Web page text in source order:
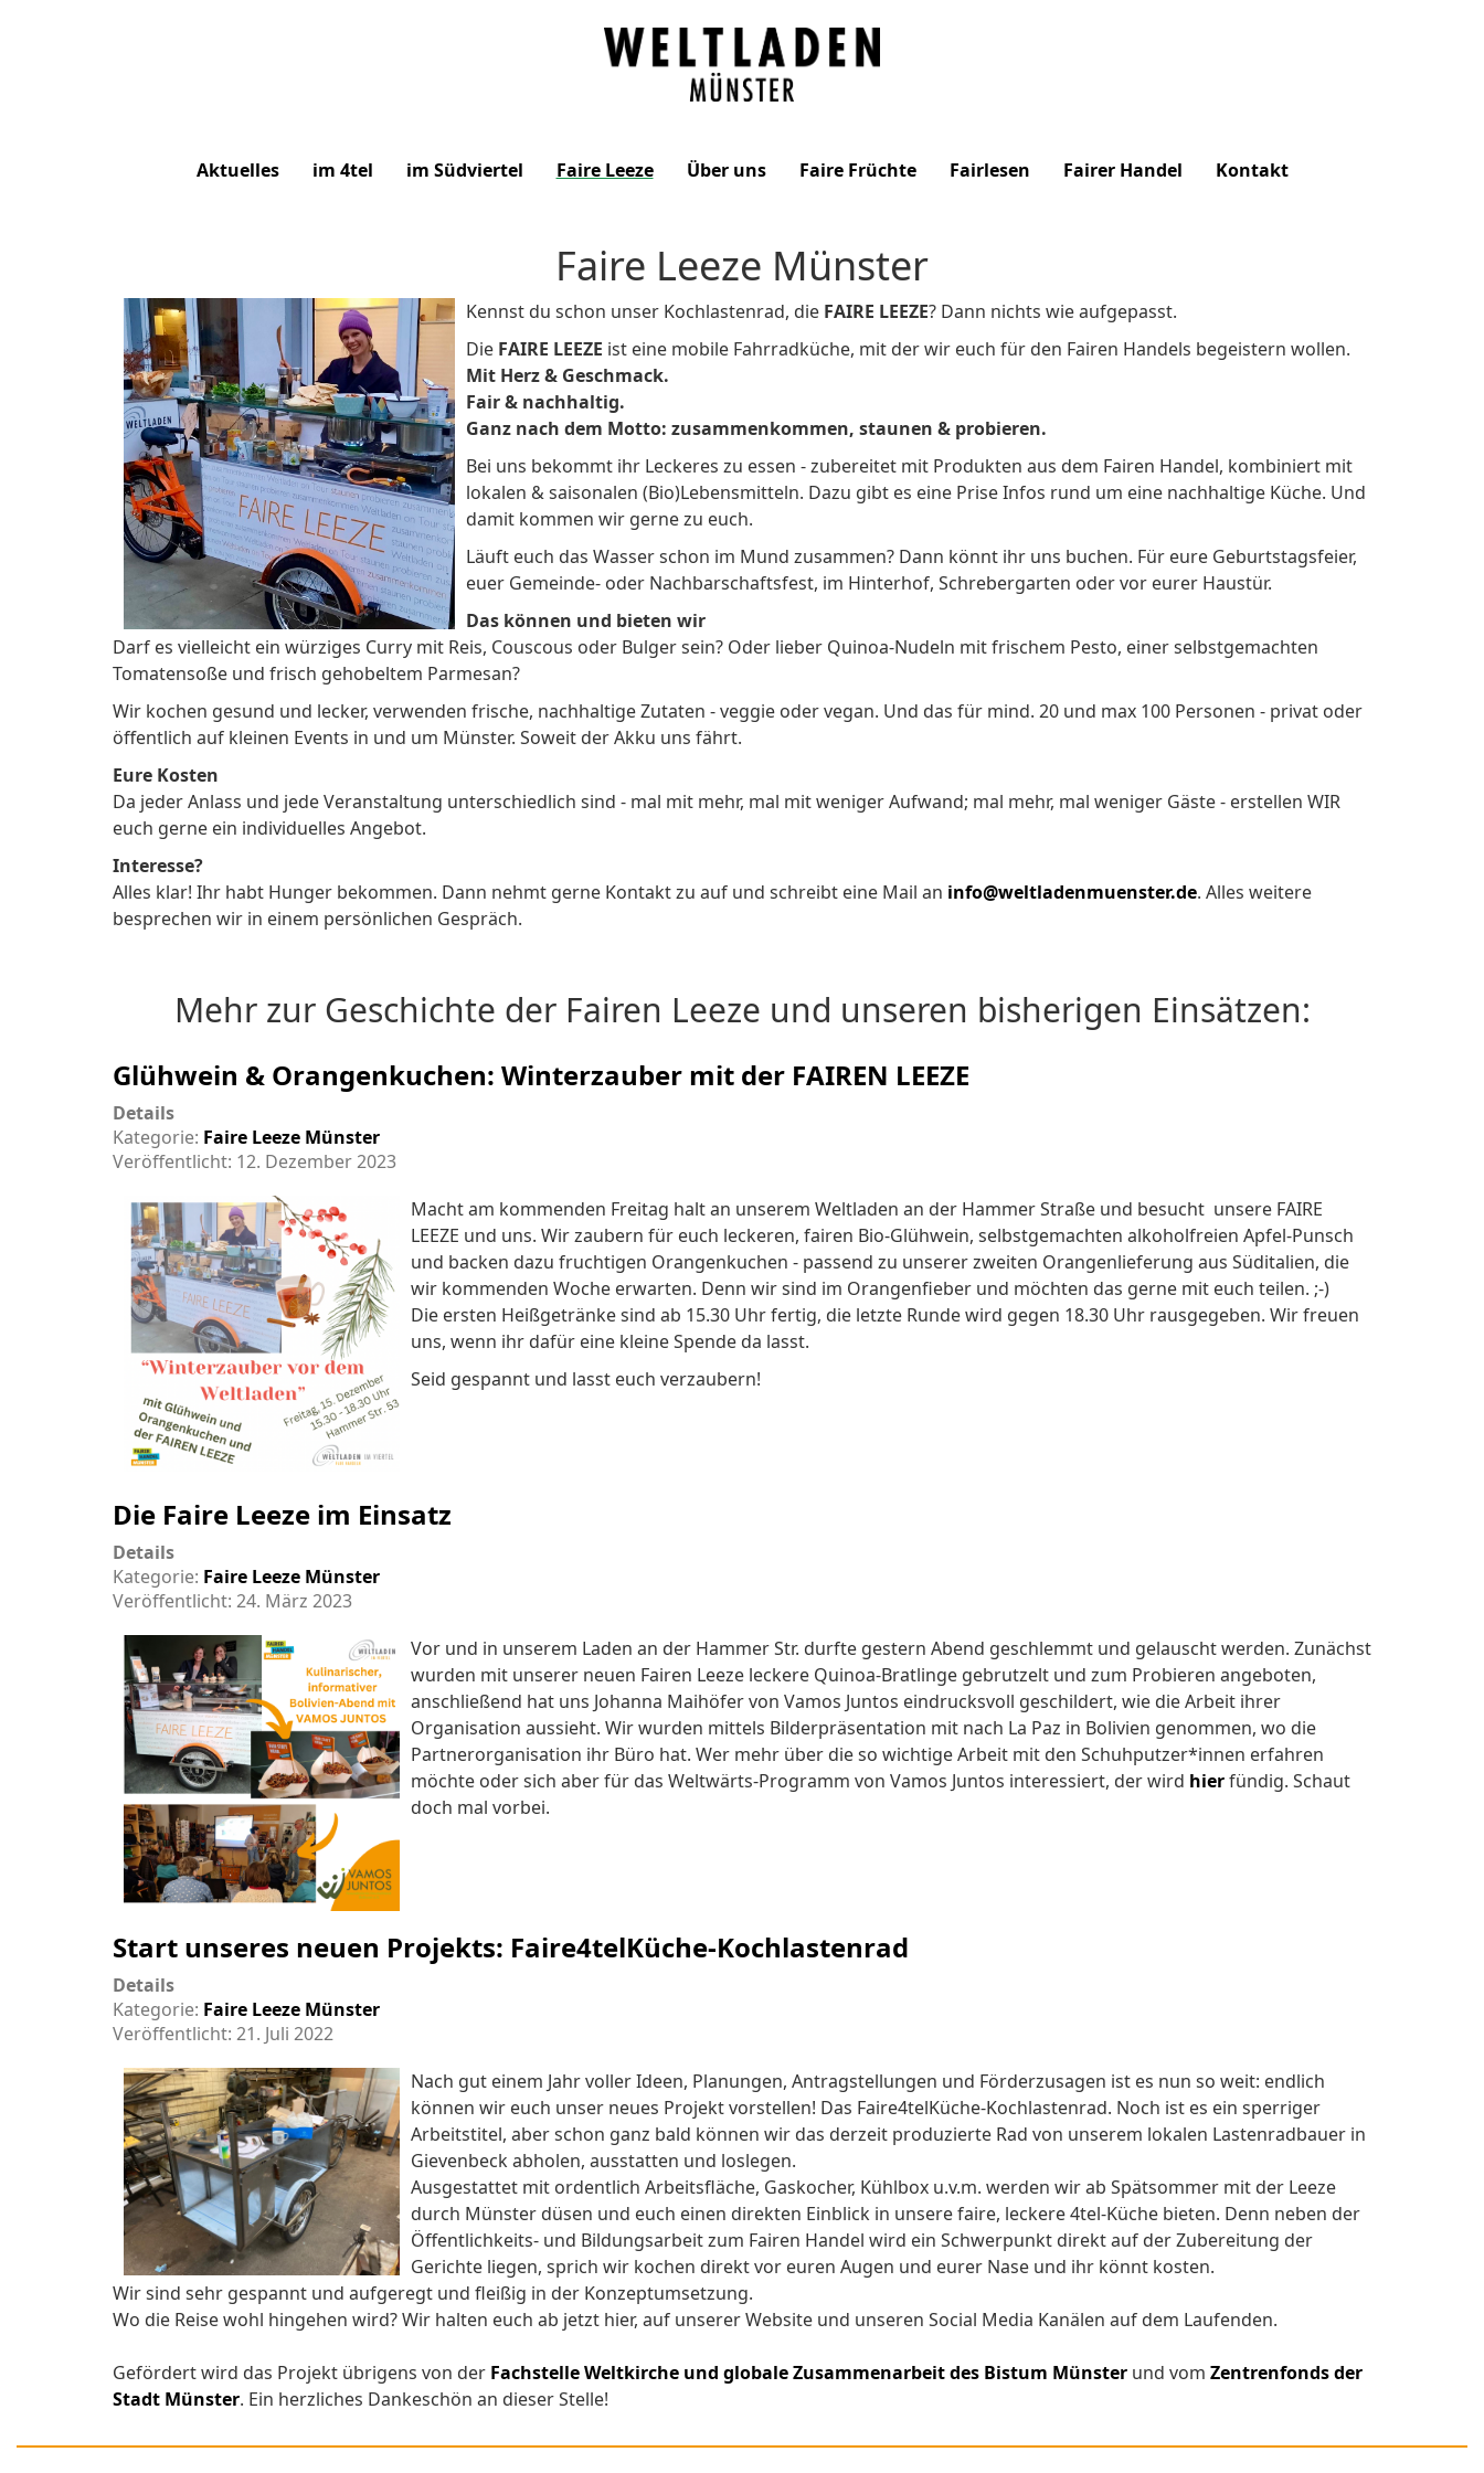
Münster
Aktuelles im 4tel im Südviertel Faire Leeze Über uns Faire Früchte Fairlesen Fairer Handel Kontakt
Faire Leeze Münster
Kennst du schon unser Kochlastenrad, die FAIRE LEEZE? Dann nichts wie aufgepasst.
Die FAIRE LEEZE ist eine mobile Fahrradküche, mit der wir euch für den Fairen Handels begeistern wollen.
Mit Herz & Geschmack.
Fair & nachhaltig.
Ganz nach dem Motto: zusammenkommen, staunen & probieren.
Bei uns bekommt ihr Leckeres zu essen - zubereitet mit Produkten aus dem Fairen Handel, kombiniert mit
lokalen & saisonalen (Bio)Lebensmitteln. Dazu gibt es eine Prise Infos rund um eine nachhaltige Küche. Und
damit kommen wir gerne zu euch.
Läuft euch das Wasser schon im Mund zusammen? Dann könnt ihr uns buchen. Für eure Geburtstagsfeier,
euer Gemeinde- oder Nachbarschaftsfest, im Hinterhof, Schrebergarten oder vor eurer Haustür.
Das können und bieten wir
Darf es vielleicht ein würziges Curry mit Reis, Couscous oder Bulger sein? Oder lieber Quinoa-Nudeln mit frischem Pesto, einer selbstgemachten
Tomatensoße und frisch gehobeltem Parmesan?
Wir kochen gesund und lecker, verwenden frische, nachhaltige Zutaten - veggie oder vegan. Und das für mind. 20 und max 100 Personen - privat oder
öffentlich auf kleinen Events in und um Münster. Soweit der Akku uns fährt.
Eure Kosten
Da jeder Anlass und jede Veranstaltung unterschiedlich sind - mal mit mehr, mal mit weniger Aufwand; mal mehr, mal weniger Gäste - erstellen WIR
euch gerne ein individuelles Angebot.
Interesse?
Alles klar! Ihr habt Hunger bekommen. Dann nehmt gerne Kontakt zu auf und schreibt eine Mail an info@weltladenmuenster.de. Alles weitere
besprechen wir in einem persönlichen Gespräch.
Mehr zur Geschichte der Fairen Leeze und unseren bisherigen Einsätzen:
Glühwein & Orangenkuchen: Winterzauber mit der FAIREN LEEZE
Details
Kategorie: Faire Leeze Münster
Veröffentlicht: 12. Dezember 2023
Macht am kommenden Freitag halt an unserem Weltladen an der Hammer Straße und besucht unsere FAIRE
LEEZE und uns. Wir zaubern für euch leckeren, fairen Bio-Glühwein, selbstgemachten alkoholfreien Apfel-Punsch
und backen dazu fruchtigen Orangenkuchen - passend zu unserer zweiten Orangenlieferung aus Süditalien, die
wir kommenden Woche erwarten. Denn wir sind im Orangenfieber und möchten das gerne mit euch teilen. ;-)
Die ersten Heißgetränke sind ab 15.30 Uhr fertig, die letzte Runde wird gegen 18.30 Uhr rausgegeben. Wir freuen
uns, wenn ihr dafür eine kleine Spende da lasst.
Seid gespannt und lasst euch verzaubern!
Die Faire Leeze im Einsatz
Details
Kategorie: Faire Leeze Münster
Veröffentlicht: 24. März 2023
Vor und in unserem Laden an der Hammer Str. durfte gestern Abend geschlemmt und gelauscht werden. Zunächst
wurden mit unserer neuen Fairen Leeze leckere Quinoa-Bratlinge gebrutzelt und zum Probieren angeboten,
anschließend hat uns Johanna Maihöfer von Vamos Juntos eindrucksvoll geschildert, wie die Arbeit ihrer
Organisation aussieht. Wir wurden mittels Bilderpräsentation mit nach La Paz in Bolivien genommen, wo die
Partnerorganisation ihr Büro hat. Wer mehr über die so wichtige Arbeit mit den Schuhputzer*innen erfahren
möchte oder sich aber für das Weltwärts-Programm von Vamos Juntos interessiert, der wird hierfündig. Schaut
doch mal vorbei.
Start unseres neuen Projekts: Faire4telKüche-Kochlastenrad
Details
Kategorie: Faire Leeze Münster
Veröffentlicht: 21. Juli 2022
Nach gut einem Jahr voller Ideen, Planungen, Antragstellungen und Förderzusagen ist es nun so weit: endlich
können wir euch unser neues Projekt vorstellen! Das Faire4telKüche-Kochlastenrad. Noch ist es ein sperriger
Arbeitstitel, aber schon ganz bald können wir das derzeit produzierte Rad von unserem lokalen Lastenradbauer in
Gievenbeck abholen, ausstatten und loslegen.
Ausgestattet mit ordentlich Arbeitsfläche, Gaskocher, Kühlbox u.v.m. werden wir ab Spätsommer mit der Leeze
durch Münster düsen und euch einen direkten Einblick in unsere faire, leckere 4tel-Küche bieten. Denn neben der
Öffentlichkeits- und Bildungsarbeit zum Fairen Handel wird ein Schwerpunkt direkt auf der Zubereitung der
Gerichte liegen, sprich wir kochen direkt vor euren Augen und eurer Nase und ihr könnt kosten.
Wir sind sehr gespannt und aufgeregt und fleißig in der Konzeptumsetzung.
Wo die Reise wohl hingehen wird? Wir halten euch ab jetzt hier, auf unserer Website und unseren Social Media Kanälen auf dem Laufenden.
Gefördert wird das Projekt übrigens von der Fachstelle Weltkirche und globale Zusammenarbeit des Bistum Münster und vom Zentrenfonds der
Stadt Münster. Ein herzliches Dankeschön an dieser Stelle!